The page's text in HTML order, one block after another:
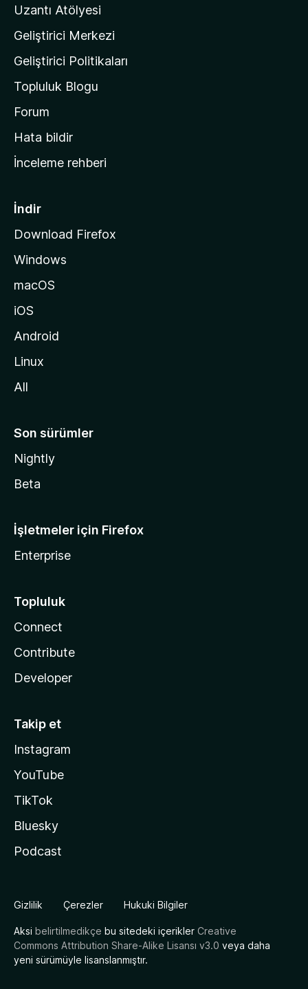
n
ı
n
n
a
s
y
a
ı
n
i
d
Uzantı Atölyesi
Geliştirici Merkezi
Geliştirici Politikaları
Topluluk Blogu
Forum
Hata bildir
İnceleme rehberi
İndir
Download Firefox
Windows
macOS
iOS
Android
Linux
All
Son sürümler
Nightly
Beta
İşletmeler için Firefox
Enterprise
Topluluk
Connect
Contribute
Developer
Takip et
Instagram
YouTube
TikTok
Bluesky
Podcast
Gizlilik Çerezler Hukuki Bilgiler
Aksi belirtilmedikçe bu sitedeki içerikler Creative
Commons Attribution Share-Alike Lisansı v3.0 veya daha
yeni sürümüyle lisanslanmıştır.